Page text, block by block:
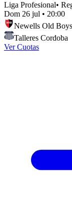
Liga Profesional•
Dom 26 jul • 20:00
Newells Old Boys
Talleres Cordoba
Ver Cuotas